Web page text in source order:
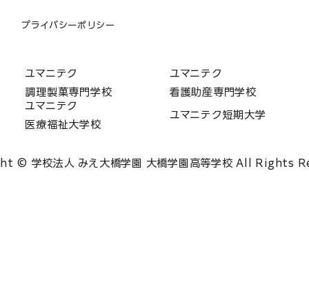
プライバシーポリシー
ユマニテク
調理製菓専門学校
ユマニテク
看護助産専門学校
ユマニテク
医療福祉大学校
ユマニテク短期大学
© 学校法人 みえ大橋学園 大橋学園高等学校 All Rights